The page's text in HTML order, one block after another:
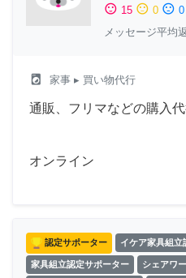
sentiment_satisfied 15 sentiment_neutral 0 sentiment_dissatisfied 0
メッセージ平均
local_laundry_service 家事 ▸ 買い物代行
通販、フリマなどの購入
オンライン
認定サポーター イケア家具組立
家具組立認定サポーター シェアワ